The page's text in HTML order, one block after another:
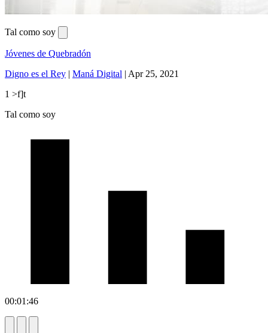
Tal como soy
Jóvenes de Quebradón
Digno es el Rey | Maná Digital | Apr 25, 2021
1 >f]t
Tal como soy
00:01:46